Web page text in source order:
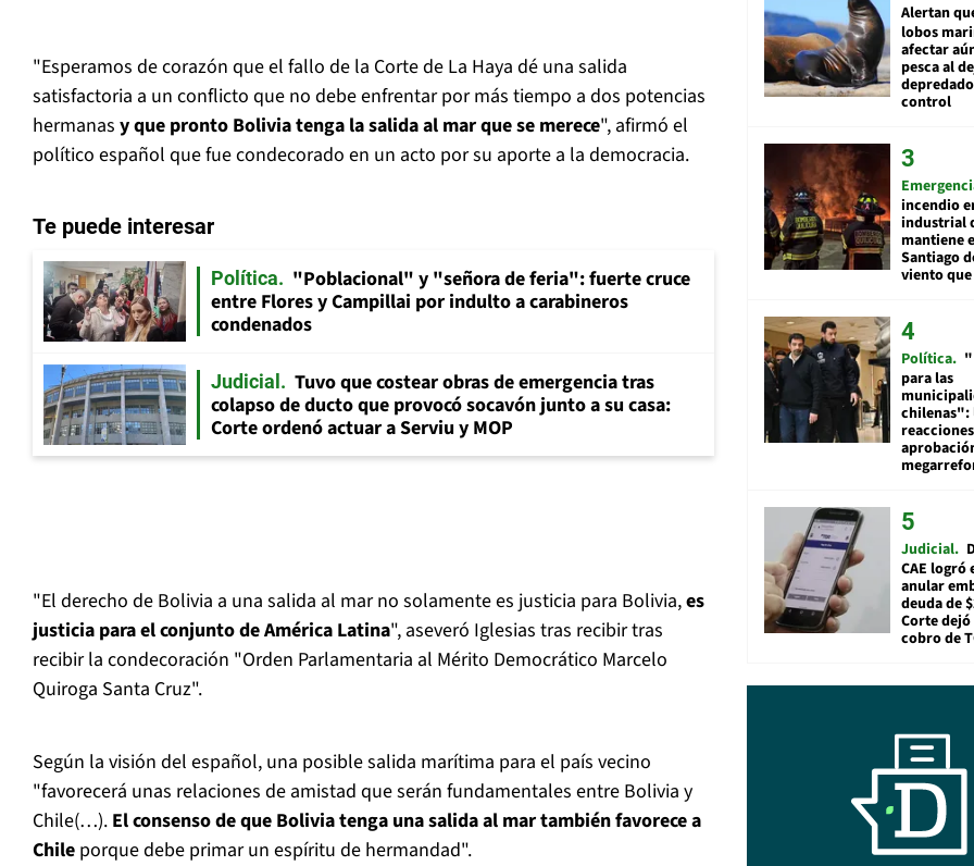
"Esperamos de corazón que el fallo de la Corte de La Haya dé una salida
satisfactoria a un conflicto que no debe enfrentar por más tiempo a dos potencias
hermanas y que pronto Bolivia tenga la salida al mar que se merece", afirmó el
político español que fue condecorado en un acto por su aporte a la democracia.
Te puede interesar
Política
"Poblacional" y "señora de feria": fuerte cruce
entre Flores y Campillai por indulto a carabineros
condenados
Judicial
Tuvo que costear obras de emergencia tras
colapso de ducto que provocó socavón junto a su casa:
Corte ordenó actuar a Serviu y MOP
"El derecho de Bolivia a una salida al mar no solamente es justicia para Bolivia,es
justicia para el conjunto de América Latina", aseveró Iglesias tras recibir tras
recibir la condecoración "Orden Parlamentaria al Mérito Democrático Marcelo
Quiroga Santa Cruz".
Según la visión del español, una posible salida marítima para el país vecino
"favorecerá unas relaciones de amistad que serán fundamentales entre Bolivia y
Chile(…). El consenso de que Bolivia tenga una salida al mar también favorece a
Chile porque debe primar un espíritu de hermandad".
Alertan
lobos
afectar
pesca al
control
incendio
industrial
mantiene
Santiago
viento que
Política
para las
chilenas":
Judicial
CAE logró
anular
deuda de
Corte
cobro de